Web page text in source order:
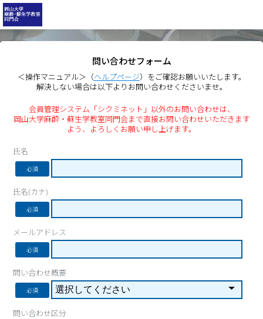
問い合わせフォーム
＜操作マニュアル＞（ヘルプページ）をご確認お願いいたします。
解決しない場合は以下よりお問い合わせくださいませ。
会員管理システム「シクミネット」以外のお問い合わせは、
岡山大学麻酔・蘇生学教室同門会まで直接お問い合わせいただきます
よう、よろしくお願い申し上げます。
氏名
必須
氏名(カナ)
必須
メールアドレス
必須
問い合わせ概要
必須
問い合わせ区分